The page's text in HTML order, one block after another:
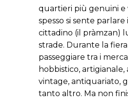
quartieri più genuini e
spesso si sente
cittadino (il pràmzan)
strade. Durante la fiera
passeggiare tra i
hobbistico, artigianale,
vintage, antiquariato,
tanto altro. Ma non